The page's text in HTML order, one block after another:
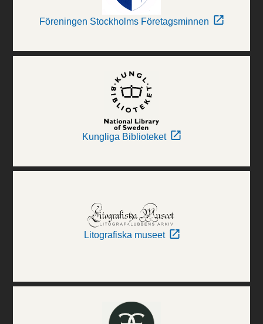
Föreningen Stockholms Företagsminnen
Kungliga Biblioteket
Litografiska museet